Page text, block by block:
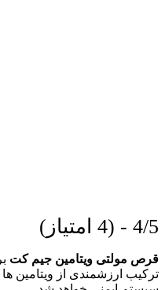
4/5 - (4 امتیاز)
قرص مولتی ویتامین جیم کت
ترکیب ارزشمندی از ویتامین